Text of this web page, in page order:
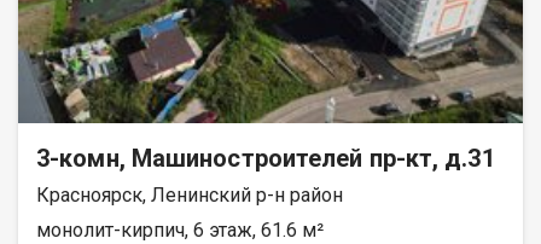
3-комн, Машиностроителей пр-кт, д.31
Красноярск, Ленинский р-н район
монолит-кирпич, 6 этаж, 61.6 м²